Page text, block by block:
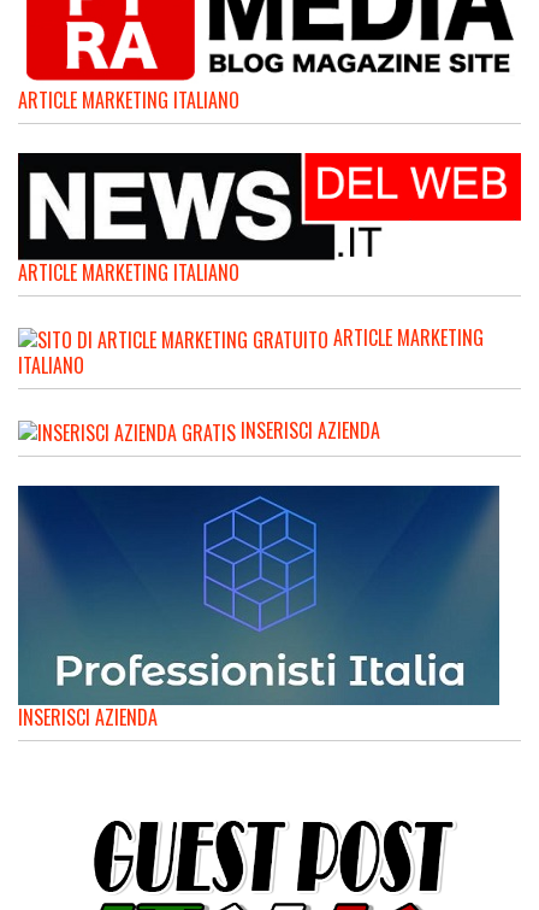
ARTICLE MARKETING ITALIANO
ARTICLE MARKETING ITALIANO
ARTICLE MARKETING
ITALIANO
INSERISCI AZIENDA
INSERISCI AZIENDA